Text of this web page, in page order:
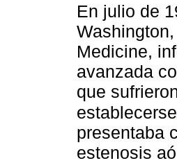
En julio de
Medicine,
avanzada
que
establecerse
presentaba
estenosis